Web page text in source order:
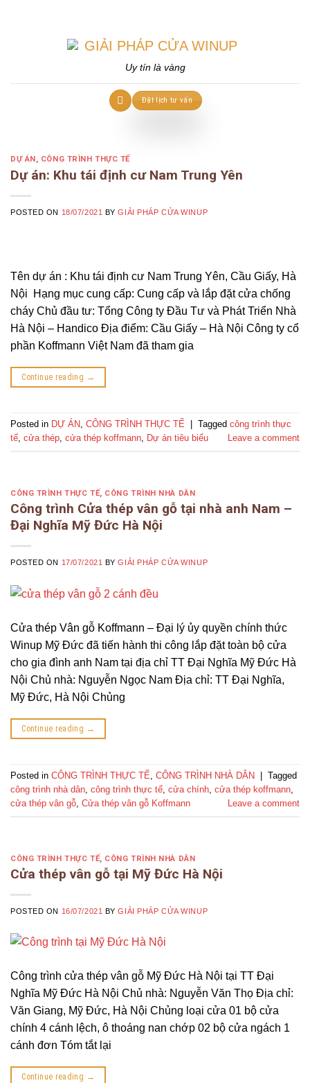
Uy tín là vàng
Đặt lịch tư vấn
DỰ ÁN, CÔNG TRÌNH THỰC TẾ
Dự án: Khu tái định cư Nam Trung Yên
POSTED ON 18/07/2021 BYGIẢI PHÁP CỬA WINUP
Tên dự án : Khu tái định cư Nam Trung Yên, Cầu Giấy, Hà
Nội Hạng mục cung cấp: Cung cấp và lắp đặt cửa chống
cháy Chủ đầu tư: Tổng Công ty Đầu Tư và Phát Triển Nhà
Hà Nội – Handico Địa điểm: Cầu Giấy – Hà Nội Công ty cổ
phần Koffmann Việt Nam đã tham gia
Continue reading →
Posted in DỰ ÁN CÔNG TRÌNH THỰC TẾ Tagged công trình thực
tế cửa thép cửa thép koffmann Dự án tiêu biểu Leave a comment
CÔNG TRÌNH THỰC TẾ, CÔNG TRÌNH NHÀ DÂN
Công trình Cửa thép vân gỗ tại nhà anh Nam –
Đại Nghĩa Mỹ Đức Hà Nội
POSTED ON 17/07/2021 BYGIẢI PHÁP CỬA WINUP
Cửa thép Vân gỗ Koffmann – Đại lý ủy quyền chính thức
Winup Mỹ Đức đã tiến hành thi công lắp đặt toàn bộ cửa
cho gia đình anh Nam tại địa chỉ TT Đại Nghĩa Mỹ Đức Hà
Nội Chủ nhà: Nguyễn Ngọc Nam Địa chỉ: TT Đại Nghĩa,
Mỹ Đức, Hà Nội Chủng
Continue reading →
Posted in CÔNG TRÌNH THỰC TẾ CÔNG TRÌNH NHÀ DÂN
Tagged
công trình nhà dân công trình thực tế cửa chính cửa thép koffmann
cửa thép vân gỗ Cửa thép vân gỗ Koffmann Leave a comment
CÔNG TRÌNH THỰC TẾ CÔNG TRÌNH NHÀ DÂN
Cửa thép vân gỗ tại Mỹ Đức Hà Nội
POSTED ON 16/07/2021 BYGIẢI PHÁP CỬA WINUP
Công trình cửa thép vân gỗ Mỹ Đức Hà Nội tại TT Đại
Nghĩa Mỹ Đức Hà Nội Chủ nhà: Nguyễn Văn Thọ Địa chỉ:
Văn Giang, Mỹ Đức, Hà Nội Chủng loại cửa 01 bộ cửa
chính 4 cánh lệch, ô thoáng nan chớp 02 bộ cửa ngách 1
cánh đơn Tóm tắt lại
Continue reading →